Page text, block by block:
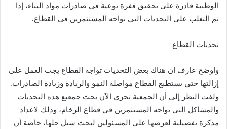
الوطنية قادرة على تحقيق قفزة نوعية في صادرات مواد البناء، إذا
تم التغلب على التحديات التي تواجه المستثمرين في القطاع.
تحديات القطاع
واوضح عارف ان هناك بعض التحديات تواجه القطاع يجب العمل على
إزالتها حتي يستطيع القطاع مواصلة النمو والريادة وزيادة الصادرات.
ولفت النظر إلى أن الجمعية تجري الآن بحث جمعيع هذه التحديات
والمشاكل التي تواجه المستثمرين في قطاع الرخام، وذلك لاعداد
مذكرة تفصيلية لعرضها علي المسئولين لبحث سبل حلها، خاصة أن